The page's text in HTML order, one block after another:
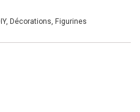
, Décorations, Figurines